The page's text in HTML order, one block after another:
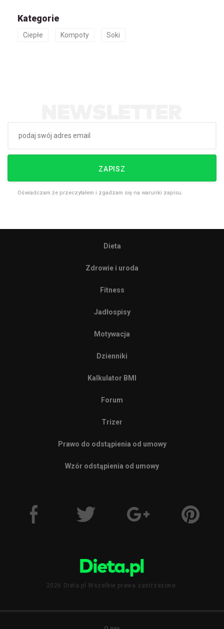
Kategorie
Ciepłe Kompoty Soki
ZAPISZ
Oświadczam że przeczytałem i zgadzam się na warunki zapisu.
Dieta
Zdrowie i uroda
Fitness
Jadłospisy
Motywacja
Dzienniki
Kalkulator BMI
Forum
Trizer
Prawo do odstąpienia od umowy
Wzór odstąpienia od umowy
2026 Dieta.pl Wszelkie prawa zastrzeżone.